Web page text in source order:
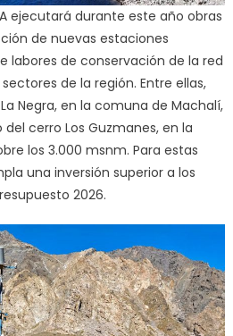
ejecutará durante este año obras
de nuevas estaciones
labores de conservación de la red
de la región. Entre ellas,
Negra, en la comuna de Machalí,
cerro Los Guzmanes, en la
los 3.000 msnm. Para estas
una inversión superior a los
2026.